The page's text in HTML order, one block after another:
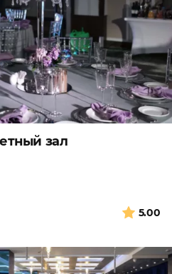
зал
5.00